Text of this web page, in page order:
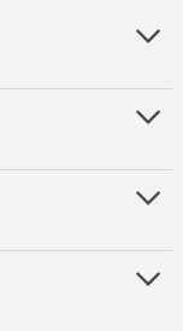
tavasının derin
tavasında azaltıp
boyama
özellikle tavsiye
Boyama
Tek kat
daha sağlam
pürüzleri ve
zımpara
en az 24